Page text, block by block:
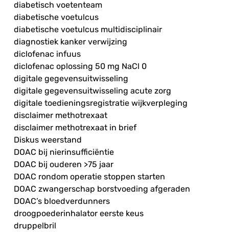
diabetisch voetenteam
diabetische voetulcus
diabetische voetulcus multidisciplinair
diagnostiek kanker verwijzing
diclofenac infuus
diclofenac oplossing 50 mg NaCl 0
digitale gegevensuitwisseling
digitale gegevensuitwisseling acute zorg
digitale toedieningsregistratie wijkverpleging
disclaimer methotrexaat
disclaimer methotrexaat in brief
Diskus weerstand
DOAC bij nierinsufficiëntie
DOAC bij ouderen >75 jaar
DOAC rondom operatie stoppen starten
DOAC zwangerschap borstvoeding afgeraden
DOAC’s bloedverdunners
droogpoederinhalator eerste keus
druppelbril